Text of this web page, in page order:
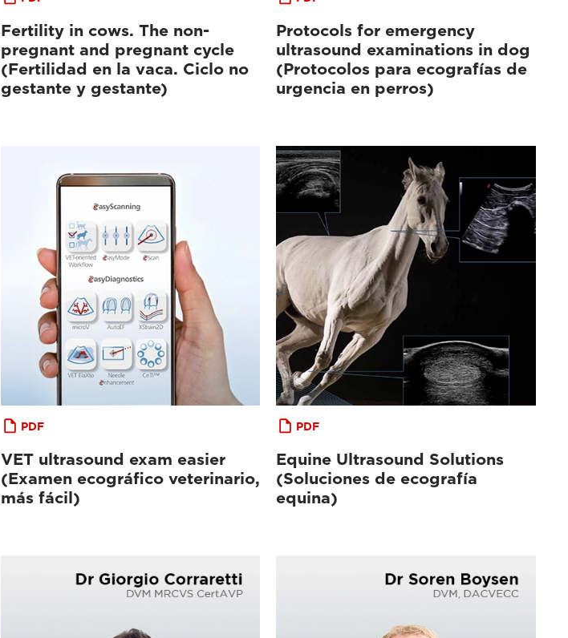
Fertility in cows. The non-
pregnant and pregnant cycle
(Fertilidad en la vaca. Ciclo no
gestante y gestante)
Protocols for emergency
ultrasound examinations in dog
(Protocolos para ecografías de
urgencia en perros)
PDF
VET ultrasound exam easier
(Examen ecográfico veterinario,
más fácil)
PDF
Equine Ultrasound Solutions
(Soluciones de ecografía
equina)